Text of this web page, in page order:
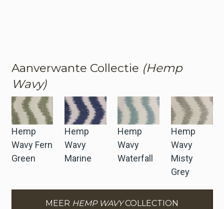
Aanverwante Collectie (Hemp
Wavy)
Hemp
Wavy Fern
Green
Hemp
Wavy
Marine
Hemp
Wavy
Waterfall
Hemp
Wavy
Misty
Grey
MEER HEMP WAVYCOLLECTION